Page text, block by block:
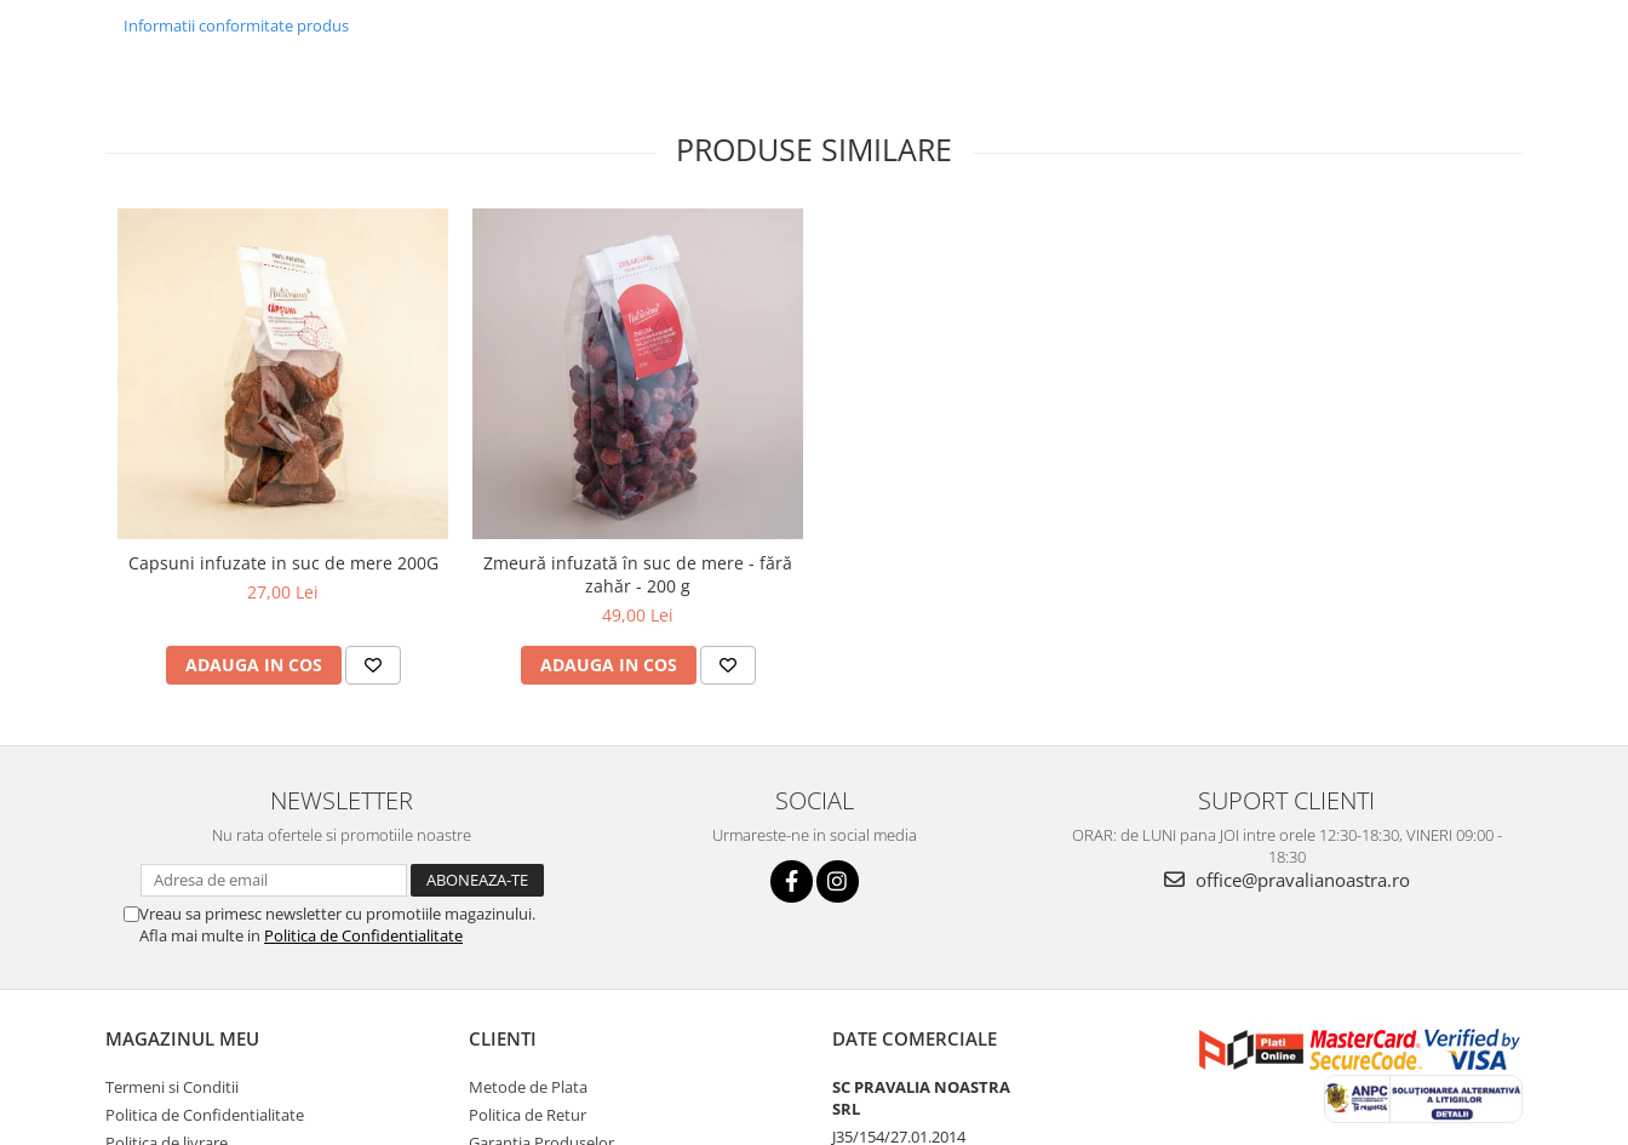
Informatii conformitate produs
PRODUSE SIMILARE
Capsuni infuzate in suc de mere 200G
27,00 Lei
ADAUGA IN COS
Zmeură infuzată în suc de mere - fără
zahăr - 200 g
49,00 Lei
ADAUGA IN COS
NEWSLETTER
Nu rata ofertele si promotiile noastre
Vreau sa primesc newsletter cu promotiile magazinului.
Afla mai multe in Politica de Confidentialitate
SOCIAL
Urmareste-ne in social media
SUPORT CLIENTI
ORAR: de LUNI pana JOI intre orele 12:30-18:30, VINERI 09:00 -
18:30
office@pravalianoastra.ro
MAGAZINUL MEU
Termeni si Conditii
Politica de Confidentialitate
CLIENTI
Metode de Plata
Politica de Retur
DATE COMERCIALE
SC PRAVALIA NOASTRA
SRL
J35/154/27.01.2014